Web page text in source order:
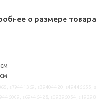
о размере товара